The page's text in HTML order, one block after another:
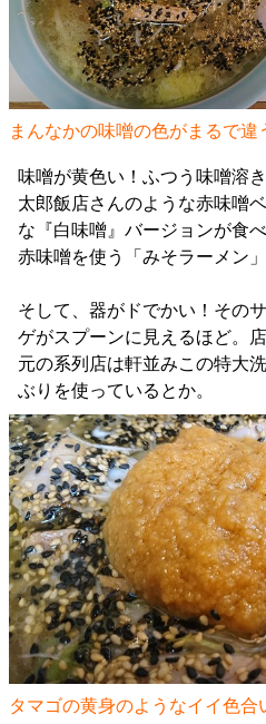
まんなかの味噌の色がまるで
味噌が黄色い！ふつう味噌溶
太郎飯店さんのような赤味噌
な『白味噌』バージョンが食
赤味噌を使う「みそラーメン
そして、器がドでかい！その
ゲがスプーンに見えるほど。
元の系列店は軒並みこの特大
ぶりを使っているとか。
タマゴの黄身のようなイイ色合